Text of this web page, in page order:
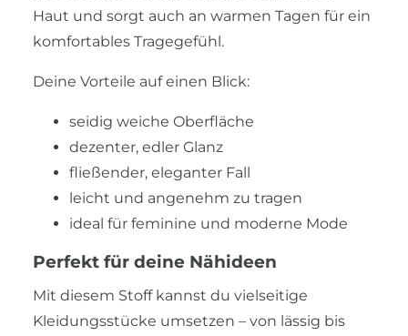
Haut und sorgt auch an warmen Tagen für ein
komfortables Tragegefühl.
Deine Vorteile auf einen Blick:
seidig weiche Oberfläche
dezenter, edler Glanz
fließender, eleganter Fall
leicht und angenehm zu tragen
ideal für feminine und moderne Mode
Perfekt für deine Nähideen
Mit diesem Stoff kannst du vielseitige
Kleidungsstücke umsetzen – von lässig bis